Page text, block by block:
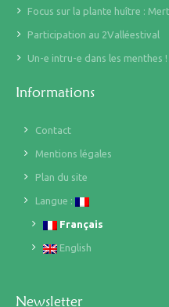
Focus sur la plante huître :
Participation au 2Valléestival
Un-e intru-e dans les menthes !
Informations
Contact
Mentions légales
Plan du site
Langue :
Français
English
Newsletter